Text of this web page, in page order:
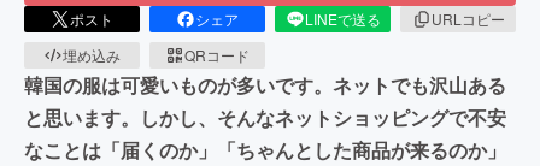
ポスト シェア LINEで送る
URLコピー
埋め込み
QRコード
韓国の服は可愛いものが多いです。ネットでも沢山ある
と思います。しかし、そんなネットショッピングで不安
なことは「届くのか」「ちゃんとした商品が来るのか」